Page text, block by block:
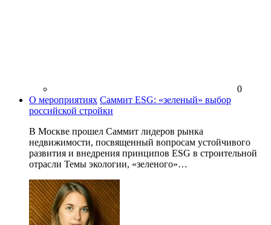
0
О мероприятиях Саммит ESG: «зеленый» выбор
российской стройки
В Москве прошел Саммит лидеров рынка
недвижимости, посвященный вопросам устойчивого
развития и внедрения принципов ESG в строительной
отрасли Темы экологии, «зеленого»…